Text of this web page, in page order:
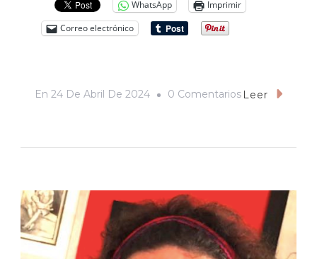
WhatsApp
Imprimir
Correo electrónico
En 24 De Abril De 2024 0 ComentariosEn
Leer